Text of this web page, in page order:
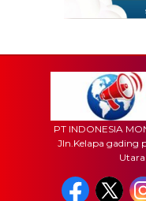
PT INDONESIA
Jln.Kelapa gading